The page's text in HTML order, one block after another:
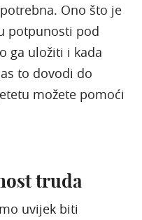
Ono što je
potpunosti pod
ga uložiti i kada
to dovodi do
možete pomoći
truda
uvijek biti